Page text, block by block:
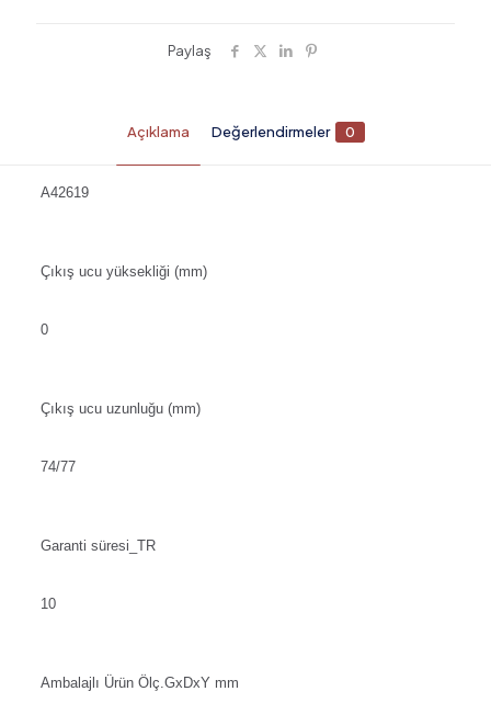
Paylaş
Açıklama Değerlendirmeler 0
A42619
Çıkış ucu yüksekliği (mm)
0
Çıkış ucu uzunluğu (mm)
74/77
Garanti süresi_TR
10
Ambalajlı Ürün Ölç.GxDxY mm